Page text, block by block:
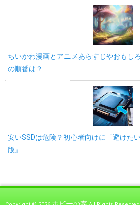
ちいかわ漫画とアニメあらすじやおもし
の順番は？
安いSSDは危険？初心者向けに「避けた
版』